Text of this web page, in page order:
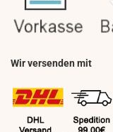
Wir versenden mit